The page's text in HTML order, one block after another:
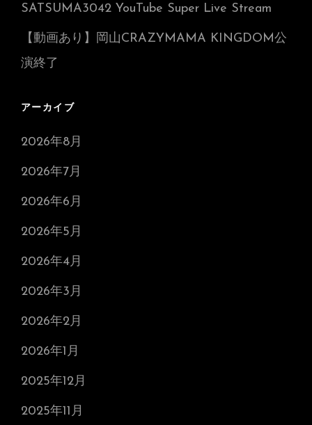
SATSUMA3042 YouTube Super Live Stream
【動画あり】岡山CRAZYMAMA KINGDOM公
演終了
アーカイブ
2026年8月
2026年7月
2026年6月
2026年5月
2026年4月
2026年3月
2026年2月
2026年1月
2025年12月
2025年11月